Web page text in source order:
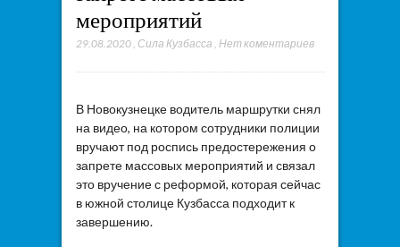
мероприятий
29.08.2020, Сила Кузбасса Нет коментариев
В Новокузнецке водитель маршрутки снял
на видео, на котором сотрудники полиции
вручают под роспись предостережения о
запрете массовых мероприятий и связал
это вручение с реформой, которая сейчас
в южной столице Кузбасса подходит к
завершению.